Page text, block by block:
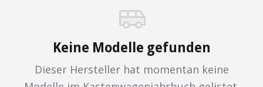
Keine Modelle gefunden
Dieser Hersteller hat momentan keine